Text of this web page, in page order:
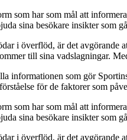
som har som mål att
sina besökare insikter som
i överflöd, är det avgörande
till sina vadslagningar.
informationen som gör
för de faktorer som
som har som mål att
sina besökare insikter som
i överflöd, är det avgörande